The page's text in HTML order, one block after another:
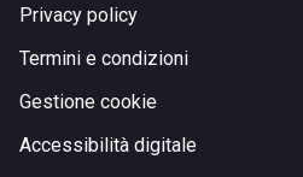
Privacy policy
Termini e condizioni
Gestione cookie
Accessibilità digitale